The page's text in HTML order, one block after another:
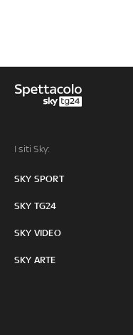
I siti Sky:
SKY SPORT
SKY TG24
SKY VIDEO
SKY ARTE